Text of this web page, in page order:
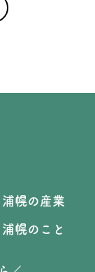
浦幌の産業
浦幌のこと